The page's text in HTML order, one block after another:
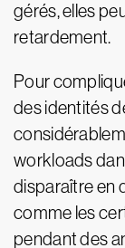
gérés, elles
retardement.
Pour
des identités
workloads
disparaître en
comme les
pendant des